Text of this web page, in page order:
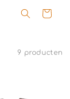
Winkelwagen
9 producten